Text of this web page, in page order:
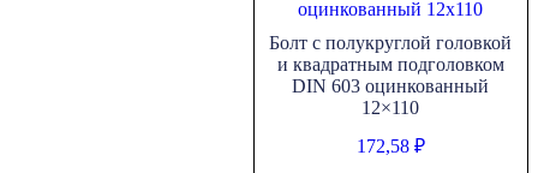
Болт с полукруглой головкой
и квадратным подголовком
DIN 603 оцинкованный
12×110
172,58 ₽